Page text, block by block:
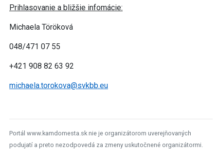
Prihlasovanie a bližšie infomácie:
Michaela Töröková
048/471 07 55
+421 908 82 63 92
michaela.torokova@svkbb.eu
Portál www.kamdomesta.sk nie je organizátorom uverejňovaných
podujatí a preto nezodpovedá za zmeny uskutočnené organizátormi.